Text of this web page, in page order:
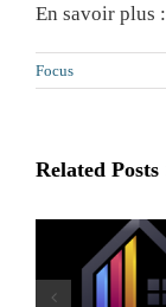
En savoir plus :
Focus
Related Posts